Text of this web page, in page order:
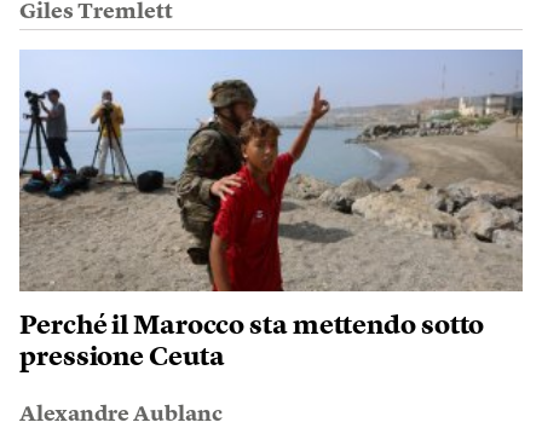
Giles Tremlett
Perché il Marocco sta mettendo sotto
pressione Ceuta
Alexandre Aublanc